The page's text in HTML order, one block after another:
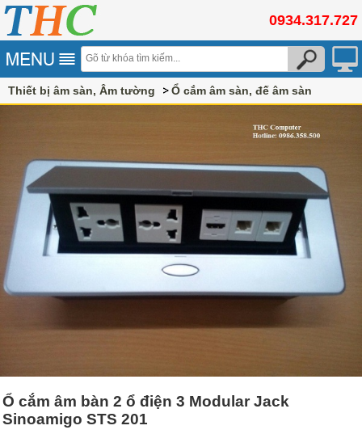
0934.317.727
Thiết bị âm sàn, Âm tường Ổ cắm âm sàn, đế âm sàn
Ổ cắm âm bàn 2 ổ điện 3 Modular Jack
Sinoamigo STS 201